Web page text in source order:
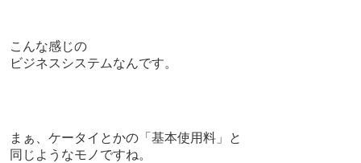
こんな感じの
ビジネスシステムなんです。
まぁ、ケータイとかの「基本使用料」と
同じようなモノですね。